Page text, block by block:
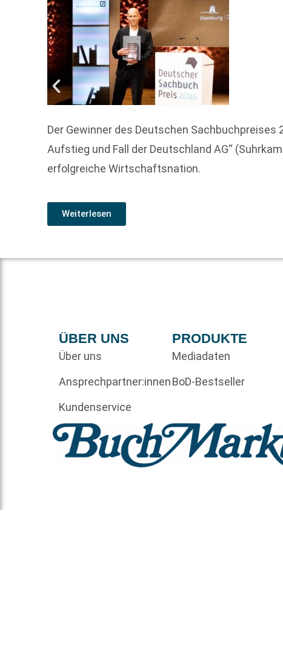
Der Gewinner des Deutschen
Aufstieg und Fall der Deutschland AG“
erfolgreiche Wirtschaftsnation.
Weiterlesen
ÜBER UNS
Über uns
Ansprechpartner:innen
Kundenservice
PRODUKTE
Mediadaten
BoD-Bestseller